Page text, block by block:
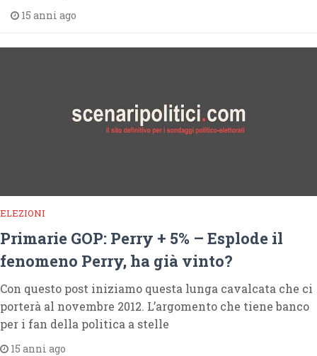
15 anni ago
ELEZIONI
Primarie GOP: Perry + 5% – Esplode il
fenomeno Perry, ha già vinto?
Con questo post iniziamo questa lunga cavalcata che ci
porterà al novembre 2012. L’argomento che tiene banco
per i fan della politica a stelle
15 anni ago